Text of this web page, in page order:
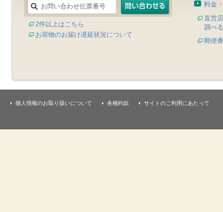
2件以上はこちら
お荷物のお届け遅延状況について
料金
直営
調べる
郵便
個人情報のお取り扱いについて 各種約款 サイトのご利用にあたって